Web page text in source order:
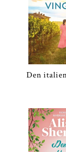
Den